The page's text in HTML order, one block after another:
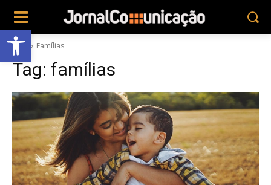
Abrir a barra de ferramentas
Tags Famílias
Tag: famílias